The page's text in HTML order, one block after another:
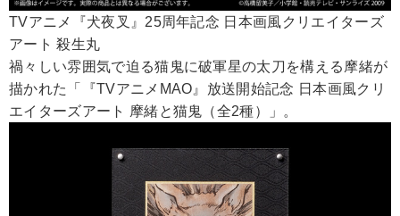
TVアニメ『犬夜叉』25周年記念 日本画風クリエイターズ
アート 殺生丸
禍々しい雰囲気で迫る猫鬼に破軍星の太刀を構える摩緒が
描かれた「『TVアニメMAO』放送開始記念 日本画風クリ
エイターズアート 摩緒と猫鬼（全2種）」。